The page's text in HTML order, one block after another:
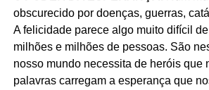
obscurecido por doenças, guerras,
A felicidade parece algo muito difícil
milhões e milhões de pessoas. São
nosso mundo necessita de heróis que
palavras carregam a esperança que